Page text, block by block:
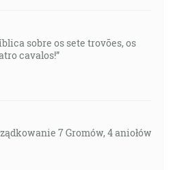
sobre os sete trovões, os
cavalos!”
7 Gromów, 4 aniołów